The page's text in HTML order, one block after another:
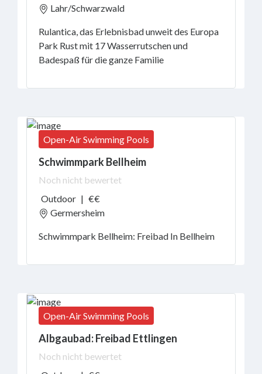
Lahr/Schwarzwald
Rulantica, das Erlebnisbad unweit des Europa
Park Rust mit 17 Wasserrutschen und
Badespaß für die ganze Familie
Open-Air Swimming Pools
Schwimmpark Bellheim
Noch nicht bewertet
Outdoor | €€
Germersheim
Schwimmpark Bellheim: Freibad In Bellheim
Open-Air Swimming Pools
Albgaubad: Freibad Ettlingen
Noch nicht bewertet